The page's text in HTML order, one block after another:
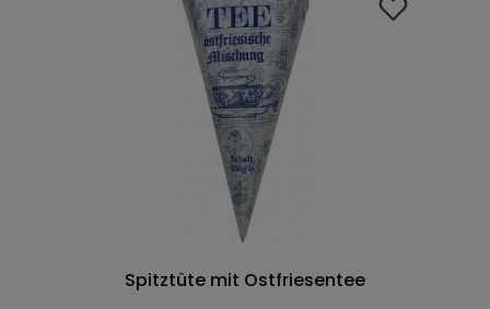
Spitztüte mit Ostfriesentee